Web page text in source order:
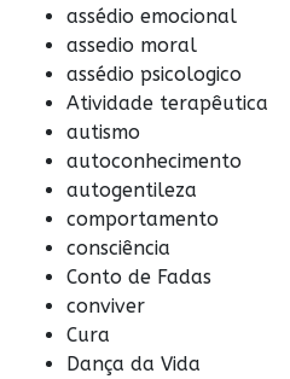
assédio emocional
assedio moral
assédio psicologico
Atividade terapêutica
autismo
autoconhecimento
autogentileza
comportamento
consciência
Conto de Fadas
conviver
Cura
Dança da Vida